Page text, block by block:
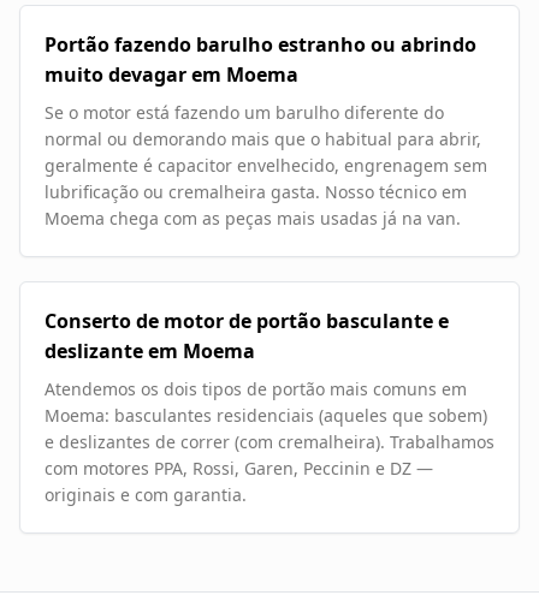
Portão fazendo barulho estranho ou abrindo
muito devagar em Moema
Se o motor está fazendo um barulho diferente do
normal ou demorando mais que o habitual para abrir,
geralmente é capacitor envelhecido, engrenagem sem
lubrificação ou cremalheira gasta. Nosso técnico em
Moema chega com as peças mais usadas já na van.
Conserto de motor de portão basculante e
deslizante em Moema
Atendemos os dois tipos de portão mais comuns em
Moema: basculantes residenciais (aqueles que sobem)
e deslizantes de correr (com cremalheira). Trabalhamos
com motores PPA, Rossi, Garen, Peccinin e DZ —
originais e com garantia.